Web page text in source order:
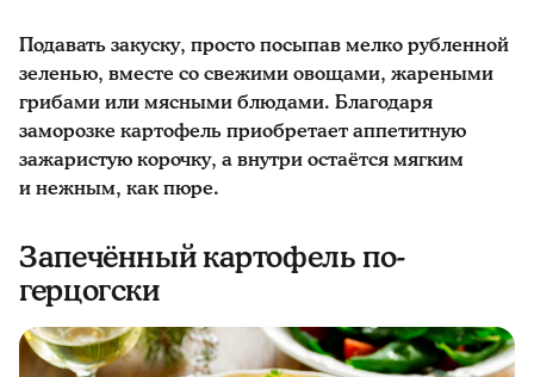
Подавать закуску, просто посыпав мелко рубленной
зеленью, вместе со свежими овощами, жареными
грибами или мясными блюдами. Благодаря
заморозке картофель приобретает аппетитную
зажаристую корочку, а внутри остаётся мягким
и нежным, как пюре.
Запечённый картофель по-
герцогски